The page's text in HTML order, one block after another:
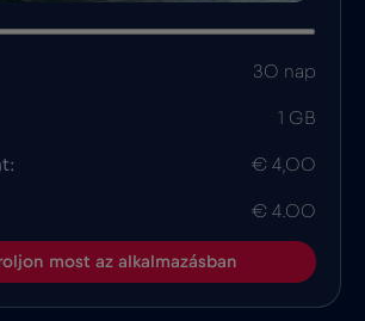
30 nap
1 GB
€ 4,00
€ 4.00
most az alkalmazásban